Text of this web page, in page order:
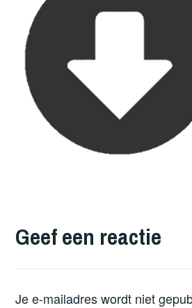
Geef een reactie
Je e-mailadres wordt niet